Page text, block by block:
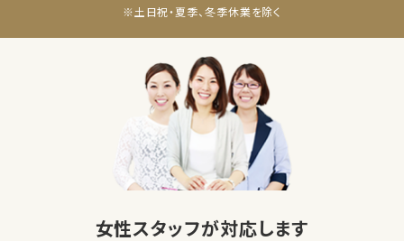
※土日祝・夏季、冬季休業を除く
女性スタッフが対応します